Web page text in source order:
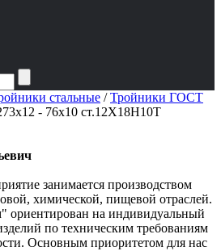
стальные /Тройники ГОСТ
- 76х10 ст.12Х18Н10Т
занимается производством
химической, пищевой отраслей.
на индивидуальный
по техническим требованиям
Основным приоритетом для нас